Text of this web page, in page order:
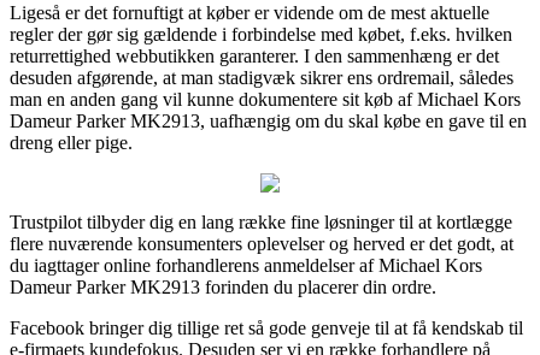
Ligeså er det fornuftigt at køber er vidende om de mest aktuelle
regler der gør sig gældende i forbindelse med købet, f.eks. hvilken
returrettighed webbutikken garanterer. I den sammenhæng er det
desuden afgørende, at man stadigvæk sikrer ens ordremail, således
man en anden gang vil kunne dokumentere sit køb af Michael Kors
Dameur Parker MK2913, uafhængig om du skal købe en gave til en
dreng eller pige.
Trustpilot tilbyder dig en lang række fine løsninger til at kortlægge
flere nuværende konsumenters oplevelser og herved er det godt, at
du iagttager online forhandlerens anmeldelser af Michael Kors
Dameur Parker MK2913 forinden du placerer din ordre.
Facebook bringer dig tillige ret så gode genveje til at få kendskab til
e-firmaets kundefokus. Desuden ser vi en række forhandlere på